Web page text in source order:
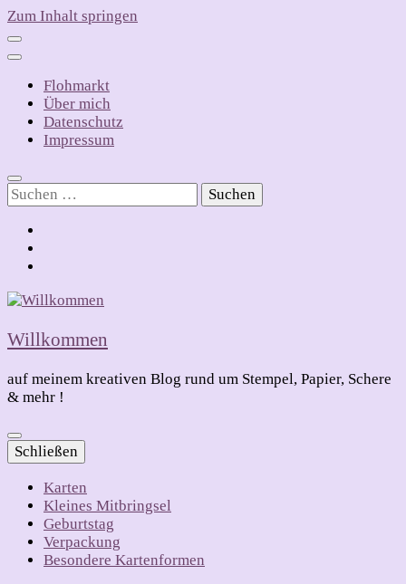
Zum Inhalt springen
Flohmarkt
Über mich
Datenschutz
Impressum
Suchen
nach:
Willkommen
auf meinem kreativen Blog rund um Stempel, Papier, Schere
& mehr !
Schließen
Karten
Kleines Mitbringsel
Geburtstag
Verpackung
Besondere Kartenformen